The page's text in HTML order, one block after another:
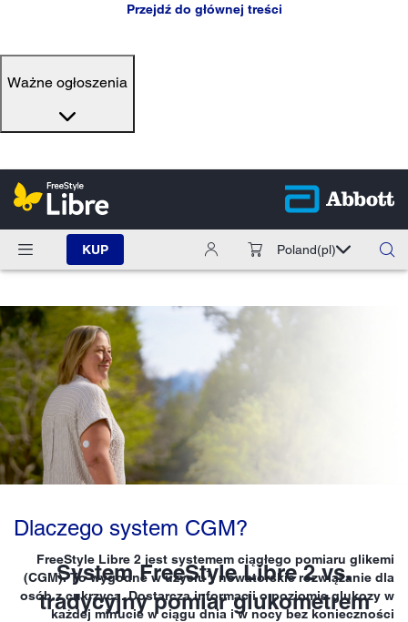
Przejdź do głównej treści
Ważne ogłoszenia
KUP Poland(pl)
Dlaczego system CGM?
FreeStyle Libre 2 jest systemem ciągłego pomiaru glikemi
(CGM). To wygodne w użyciu1, nowatorskie rozwiązanie dla
osób z cukrzycą. Dostarcza informacji o poziomie glukozy w
każdej minucie w ciągu dnia i w nocy bez konieczności
System FreeStyle Libre 2 vs.
tradycyjny pomiar glukometrem